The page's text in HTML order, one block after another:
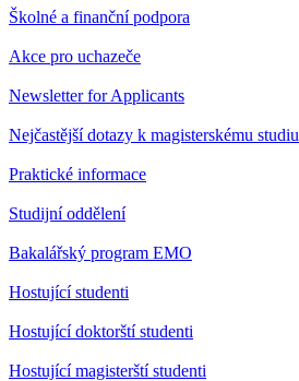
Školné a finanční podpora
Akce pro uchazeče
Newsletter for Applicants
Nejčastější dotazy k magisterskému studiu
Praktické informace
Studijní oddělení
Bakalářský program EMO
Hostující studenti
Hostující doktorští studenti
Hostující magisterští studenti